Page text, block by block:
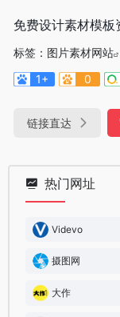
免费设计素材模板
标签： 图片素材网站
1+
0
链接直达
热门网址
Videvo
摄图网
大作